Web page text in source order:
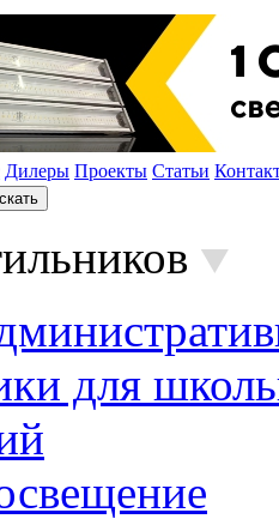
Дилеры Проекты Статьи
для